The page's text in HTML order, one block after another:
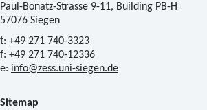
Paul-Bonatz-Strasse 9-11, Building PB-H
57076 Siegen
t: +49 271 740-3323
f: +49 271 740-12336
e: info@zess.uni-siegen.de
Sitemap